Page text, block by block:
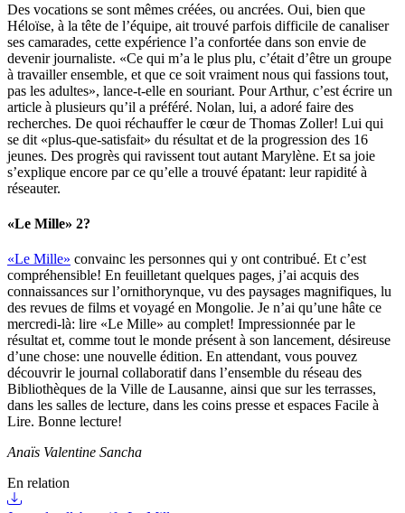
Des vocations se sont mêmes créées, ou ancrées. Oui, bien que
Héloïse, à la tête de l’équipe, ait trouvé parfois difficile de canaliser
ses camarades, cette expérience l’a confortée dans son envie de
devenir journaliste. «Ce qui m’a le plus plu, c’était d’être un groupe
à travailler ensemble, et que ce soit vraiment nous qui fassions tout,
pas les adultes», lance-t-elle en souriant. Pour Arthur, c’est écrire un
article à plusieurs qu’il a préféré. Nolan, lui, a adoré faire des
recherches. De quoi réchauffer le cœur de Thomas Zoller! Lui qui
se dit «plus-que-satisfait» du résultat et de la progression des 16
jeunes. Des progrès qui ravissent tout autant Marylène. Et sa joie
s’explique encore par ce qu’elle a trouvé épatant: leur rapidité à
réseauter.
«Le Mille» 2?
«Le Mille» convainc les personnes qui y ont contribué. Et c’est
compréhensible! En feuilletant quelques pages, j’ai acquis des
connaissances sur l’ornithorynque, vu des paysages magnifiques, lu
des revues de films et voyagé en Mongolie. Je n’ai qu’une hâte ce
mercredi-là: lire «Le Mille» au complet! Impressionnée par le
résultat et, comme tout le monde présent à son lancement, désireuse
d’une chose: une nouvelle édition. En attendant, vous pouvez
découvrir le journal collaboratif dans l’ensemble du réseau des
Bibliothèques de la Ville de Lausanne, ainsi que sur les terrasses,
dans les salles de lecture, dans les coins presse et espaces Facile à
Lire. Bonne lecture!
Anaïs Valentine Sancha
En relation